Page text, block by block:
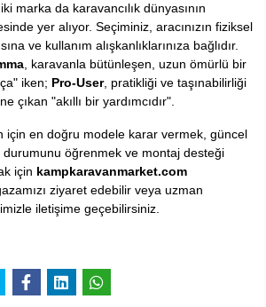
marka da karavancılık dünyasının
yer alıyor. Seçiminiz, aracınızın fiziksel
ve kullanım alışkanlıklarınıza bağlıdır.
, karavanla bütünleşen, uzun ömürlü bir
iken; Pro-User, pratikliği ve taşınabilirliği
çıkan "akıllı bir yardımcıdır".
için en doğru modele karar vermek, güncel
durumunu öğrenmek ve montaj desteği
için kampkaravanmarket.com
ziyaret edebilir veya uzman
iletişime geçebilirsiniz.